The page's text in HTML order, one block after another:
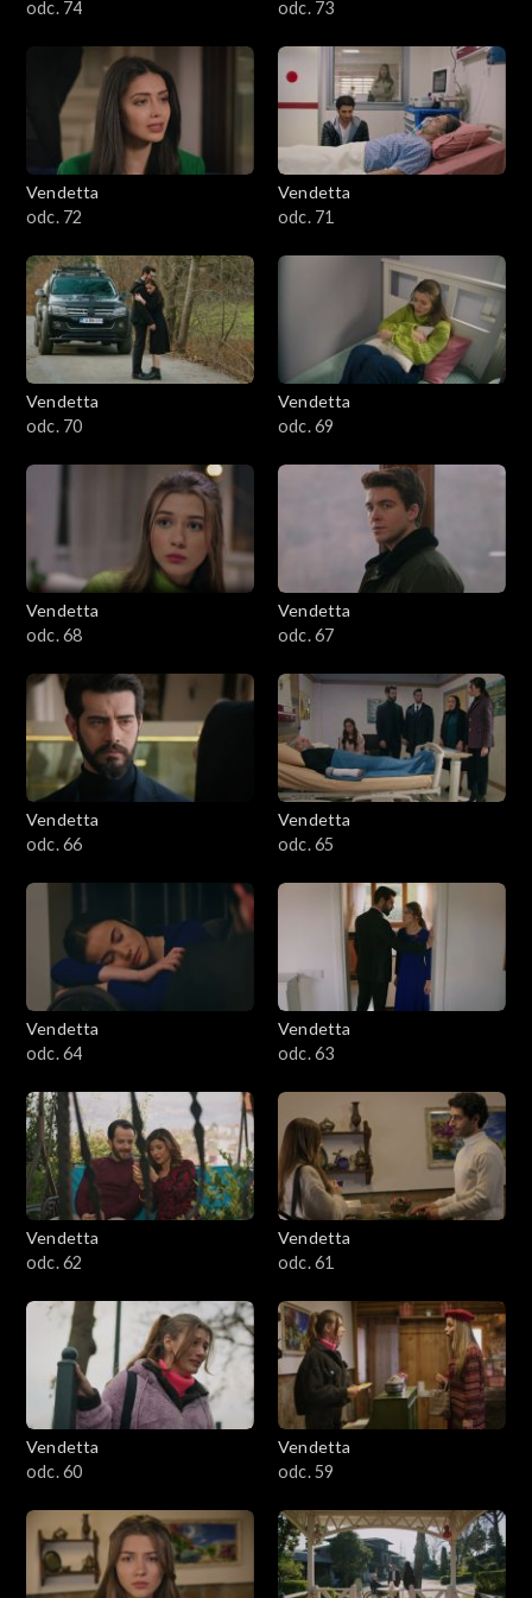
odc. 74 odc. 73
Vendetta
odc. 72
Vendetta
odc. 71
Vendetta
odc. 70
Vendetta
odc. 69
Vendetta
odc. 68
Vendetta
odc. 67
Vendetta
odc. 66
Vendetta
odc. 65
Vendetta
odc. 64
Vendetta
odc. 63
Vendetta
odc. 62
Vendetta
odc. 61
Vendetta
odc. 60
Vendetta
odc. 59